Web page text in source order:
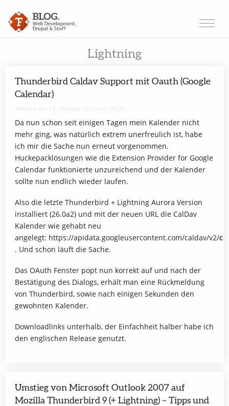
Lightning
Thunderbird Caldav Support mit Oauth (Google
Calendar)
Verfasst am 18. Oktober 2013 um 08:21.
Da nun schon seit einigen Tagen mein Kalender nicht
mehr ging, was natürlich extrem unerfreulich ist, habe
ich mir die Sache nun erneut vorgenommen.
Huckepacklösungen wie die Extension Provider for Google
Calendar funktionierte unzureichend und der Kalender
sollte nun endlich wieder laufen.
Also die letzte Thunderbird + Lightning Aurora Version
installiert (26.0a2) und mit der neuen URL die CalDav
Kalender wie gehabt neu
angelegt: https://apidata.googleusercontent.com/caldav/v2/
. Und schon läuft die Sache.
Das OAuth Fenster popt nun korrekt auf und nach der
Bestätigung des Dialogs, erhält man eine Rückmeldung
von Thunderbird, sowie nach einigen Sekunden den
gewohnten Kalender.
Downloadlinks unterhalb, der Einfachheit halber habe ich
den englischen Release genutzt.
Umstieg von Microsoft Outlook 2007 auf
Mozilla Thunderbird 9 (+ Lightning) – Tipps und